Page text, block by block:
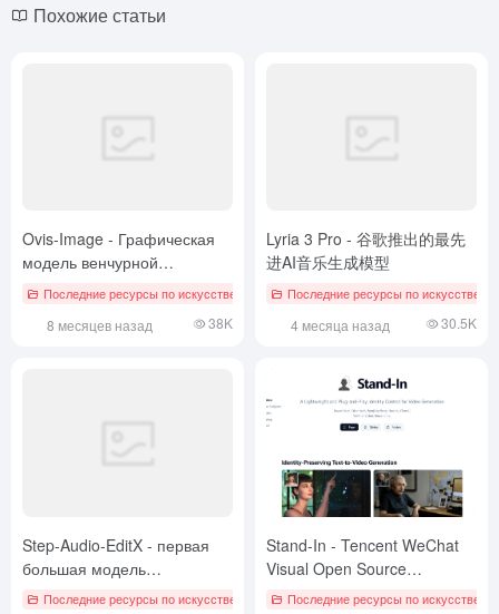
Похожие статьи
Ovis-Image - Графическая
модель венчурной
деятельности с открытым
команды Ali AIDC-AI
Последние ресурсы по искусственному интеллекту
8 месяцев назад 38K
Lyria 3 Pro - 谷歌推出的最先
进AI音乐生成模型
Последние ресурсы по
4 месяца назад 30.5K
Step-Audio-EditX - первая
большая модель
редактирования звука с
Последние ресурсы по искусственному интеллекту
Stand-In - Tencent WeChat
Visual Open Source
Lightweight Video Generation
Последние ресурсы по